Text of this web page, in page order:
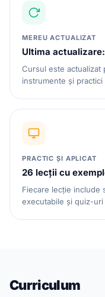
MEREU ACTUALIZAT
Ultima
Cursul este actualizat
instrumente și
PRACTIC ȘI APLICAT
26 lecții cu
Fiecare lecție include
executabile și quiz-
Curriculum